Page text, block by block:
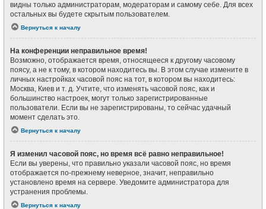
видны только администраторам, модераторам и самому себе. Для всех
остальных вы будете скрытым пользователем.
Вернуться к началу
На конференции неправильное время!
Возможно, отображается время, относящееся к другому часовому
поясу, а не к тому, в котором находитесь вы. В этом случае измените в
личных настройках часовой пояс на тот, в котором вы находитесь:
Москва, Киев и т. д. Учтите, что изменять часовой пояс, как и
большинство настроек, могут только зарегистрированные
пользователи. Если вы не зарегистрированы, то сейчас удачный
момент сделать это.
Вернуться к началу
Я изменил часовой пояс, но время всё равно неправильное!
Если вы уверены, что правильно указали часовой пояс, но время
отображается по-прежнему неверное, значит, неправильно
установлено время на сервере. Уведомите администратора для
устранения проблемы.
Вернуться к началу